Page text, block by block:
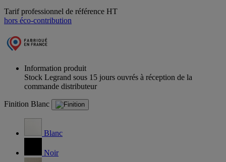
Tarif professionnel de référence HT
hors éco-contribution
Information produit
Stock Legrand sous 15 jours ouvrés à réception de la
commande distributeur
Finition Blanc
Blanc
Noir